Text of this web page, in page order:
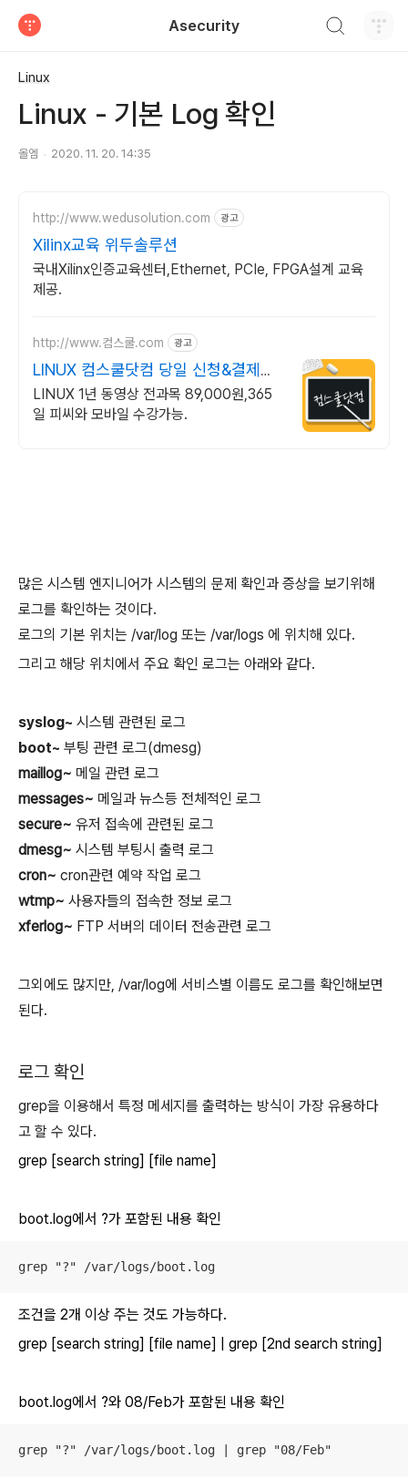
Asecurity
Linux
Linux - 기본 Log 확인
올엠 2020. 11. 20. 14:35
http://www.wedusolution.com 광고
Xilinx교육 위두솔루션
국내Xilinx인증교육센터,Ethernet, PCIe, FPGA설계 교육
제공.
http://www.컴스쿨.com 광고
LINUX 컴스쿨닷컴 당일 신청&결제시
기프티콘!
LINUX 1년 동영상 전과목 89,000원,365
일 피씨와 모바일 수강가능.
많은 시스템 엔지니어가 시스템의 문제 확인과 증상을 보기위해
로그를 확인하는 것이다.
로그의 기본 위치는 /var/log 또는 /var/logs 에 위치해 있다.
그리고 해당 위치에서 주요 확인 로그는 아래와 같다.
syslog~ 시스템 관련된 로그
boot~ 부팅 관련 로그(dmesg)
maillog~ 메일 관련 로그
messages~ 메일과 뉴스등 전체적인 로그
secure~ 유저 접속에 관련된 로그
dmesg~ 시스템 부팅시 출력 로그
cron~ cron관련 예약 작업 로그
wtmp~ 사용자들의 접속한 정보 로그
xferlog~ FTP 서버의 데이터 전송관련 로그
그외에도 많지만, /var/log에 서비스별 이름도 로그를 확인해보면
된다.
로그 확인
grep을 이용해서 특정 메세지를 출력하는 방식이 가장 유용하다
고 할 수 있다.
grep [search string] [file name]
boot.log에서 ?가 포함된 내용 확인
grep "?" /var/logs/boot.log
조건을 2개 이상 주는 것도 가능하다.
grep [search string] [file name] | grep [2nd search string]
boot.log에서 ?와 08/Feb가 포함된 내용 확인
grep "?" /var/logs/boot.log | grep "08/Feb"